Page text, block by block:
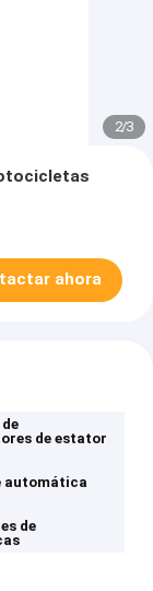
2/3
ahora
de estator
automática
de